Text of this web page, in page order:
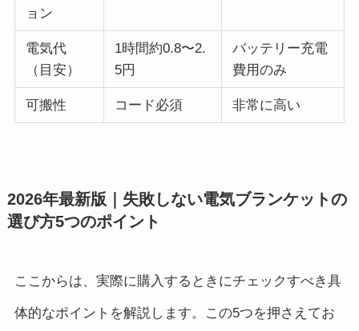
ョン
電気代
（目安）
1時間約0.8〜2.
5円
バッテリー充電
費用のみ
可搬性 コード必須 非常に高い
2026年最新版｜失敗しない電気ブランケットの
選び方5つのポイント
ここからは、実際に購入するときにチェックすべき具
体的なポイントを解説します。この5つを押さえてお